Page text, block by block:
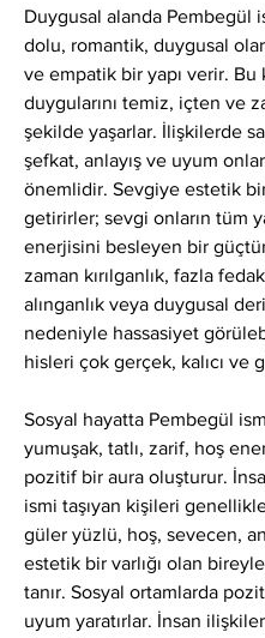
Duygusal alanda Pembegül
dolu, romantik, duygusal
ve empatik bir yapı verir. Bu
duygularını temiz, içten ve
şekilde yaşarlar. İlişkilerde
şefkat, anlayış ve uyum
önemlidir. Sevgiye estetik bir
getirirler; sevgi onların tüm
enerjisini besleyen bir
zaman kırılganlık, fazla
alınganlık veya duygusal
nedeniyle hassasiyet
hisleri çok gerçek, kalıcı ve
Sosyal hayatta Pembegül
yumuşak, tatlı, zarif, hoş
pozitif bir aura oluşturur.
ismi taşıyan kişileri
güler yüzlü, hoş, sevecen,
estetik bir varlığı olan
tanır. Sosyal ortamlarda
uyum yaratırlar. İnsan